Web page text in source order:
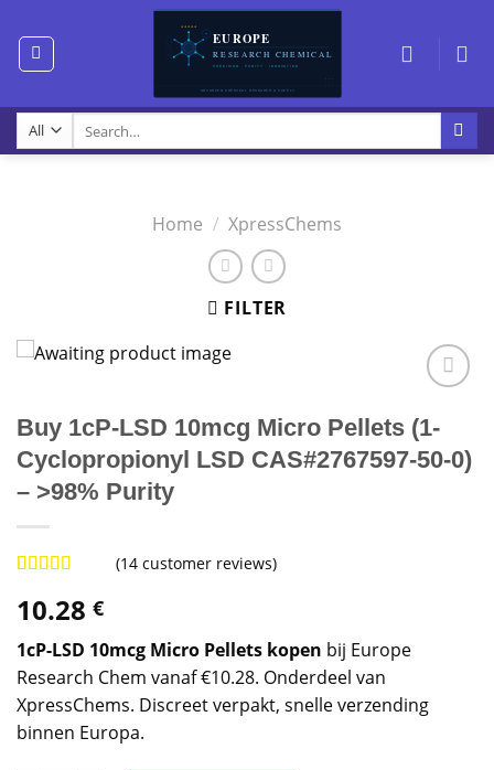
content
for:
Home / XpressChems
FILTER
Buy 1cP-LSD 10mcg Micro Pellets (1-
Cyclopropionyl LSD CAS#2767597-50-0)
– >98% Purity
out of 5
based on
customer
ratings
(14 customer reviews)
10.28 €
1cP-LSD 10mcg Micro Pellets kopen bij Europe
Research Chem vanaf €10.28. Onderdeel van
XpressChems. Discreet verpakt, snelle verzending
binnen Europa.